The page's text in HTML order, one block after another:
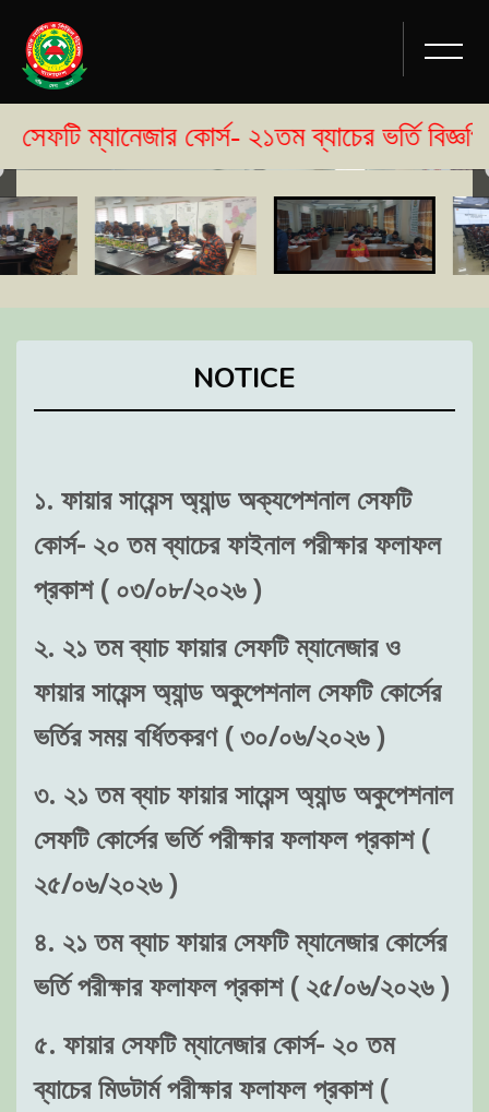
কোর্স- ২১তম ব্যাচের ভর্তি বিজ্ঞপ্তি
NOTICE
১. ফায়ার সায়েন্স অ্যান্ড অক্যপেশনাল সেফটি
কোর্স- ২০ তম ব্যাচের ফাইনাল পরীক্ষার ফলাফল
প্রকাশ ( ০৩/০৮/২০২৬ )
২. ২১ তম ব্যাচ ফায়ার সেফটি ম্যানেজার ও
ফায়ার সায়েন্স অ্যান্ড অকুপেশনাল সেফটি কোর্সের
ভর্তির সময় বর্ধিতকরণ ( ৩০/০৬/২০২৬ )
৩. ২১ তম ব্যাচ ফায়ার সায়েন্স অ্যান্ড অকুপেশনাল
সেফটি কোর্সের ভর্তি পরীক্ষার ফলাফল প্রকাশ (
২৫/০৬/২০২৬ )
৪. ২১ তম ব্যাচ ফায়ার সেফটি ম্যানেজার কোর্সের
ভর্তি পরীক্ষার ফলাফল প্রকাশ ( ২৫/০৬/২০২৬ )
৫. ফায়ার সেফটি ম্যানেজার কোর্স- ২০ তম
ব্যাচের মিডটার্ম পরীক্ষার ফলাফল প্রকাশ (